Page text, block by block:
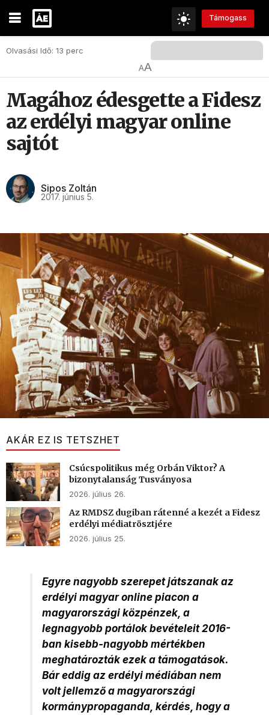
Támogass
Olvasási Idő: 13 perc
AA
Magához édesgette a Fidesz
az erdélyi magyar online
sajtót
Sipos Zoltán
2017. június 5.
AKÁR EZ IS TETSZHET
Csúcspolitikus még Orbán Viktor? A
bizonytalanság Tusványosa
2026. július 26.
Az RMDSZ dugiban rátenné a kezét a Fidesz
erdélyi médiatrösztjére
2026. július 25.
Egyre nagyobb szerepet játszanak az
erdélyi magyar online piacon a
magyarországi közpénzek, a
legnagyobb portálok bevételeit 2016-
ban kisebb-nagyobb mértékben
meghatározták ezek a támogatások.
Bár eddig az erdélyi médiában nem
volt jellemző a magyarországi
kormánypropaganda, kérdés, hogy a